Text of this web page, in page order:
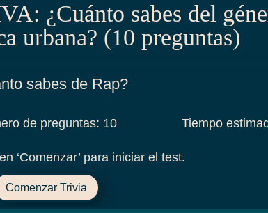
¿Cuánto sabes del
urbana? (10 preguntas)
sabes de Rap?
de preguntas: 10 Tiempo
‘Comenzar’ para iniciar el test.
Comenzar Trivia